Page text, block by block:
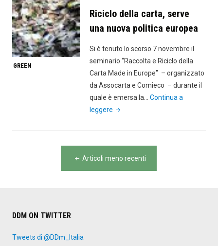
e
GREEN
Riciclo della carta, serve
una nuova politica europea
Si è tenuto lo scorso 7 novembre il
seminario “Raccolta e Riciclo della
Carta Made in Europe” – organizzato
da Assocarta e Comieco – durante il
quale è emersa la…Continua a
leggere "Riciclo
carta,
serve
una
nuova
NavigazioneArticoli meno recenti
DDM ON TWITTER
Tweets di @DDm_Italia